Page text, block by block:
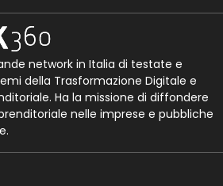
network in Italia di testate e
della Trasformazione Digitale e
Ha la missione di diffondere
nelle imprese e pubbliche